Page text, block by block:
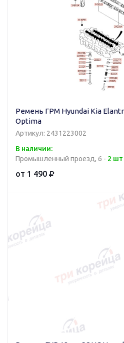
Ремень ГРМ Hyundai Kia
Optima
Артикул: 2431223002
В наличии:
Промышленный проезд, 6 - 2 шт
от 1 490